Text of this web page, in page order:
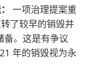
一项治理提案重
了较早的销毁并
备。这是有争议
年的销毁视为永